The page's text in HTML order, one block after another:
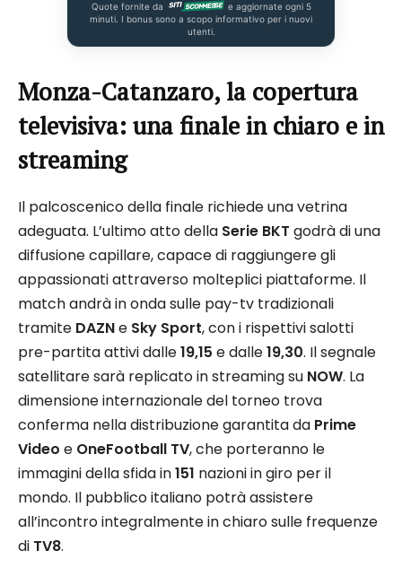
Quote fornite da
e aggiornate ogni 5
minuti. I bonus sono a scopo informativo per i nuovi
utenti.
Monza-Catanzaro, la copertura
televisiva: una finale in chiaro e in
streaming
Il palcoscenico della finale richiede una vetrina
adeguata. L’ultimo atto della Serie BKT godrà di una
diffusione capillare, capace di raggiungere gli
appassionati attraverso molteplici piattaforme. Il
match andrà in onda sulle pay-tv tradizionali
tramite DAZNe Sky Sport, con i rispettivi salotti
pre-partita attivi dalle19,15 e dalle19,30. Il segnale
satellitare sarà replicato in streaming su NOW. La
dimensione internazionale del torneo trova
conferma nella distribuzione garantita da Prime
Video e OneFootball TV, che porteranno le
immagini della sfida in151 nazioni in giro per il
mondo. Il pubblico italiano potrà assistere
all’incontro integralmente in chiaro sulle frequenze
di TV8.